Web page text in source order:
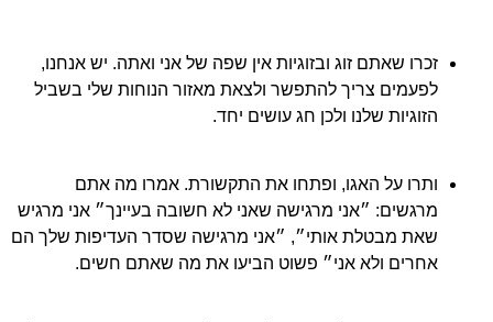
זכרו שאתם זוג ובזוגיות אין שפה של אני ואתה. יש אנחנו,
לפעמים צריך להתפשר ולצאת מאזור הנוחות שלי בשביל
הזוגיות שלנו ולכן חג עושים יחד.
ותרו על האגו, ופתחו את התקשורת. אמרו מה אתם
מרגשים: ״אני מרגישה שאני לא חשובה בעיינך״ אני מרגיש
שאת מבטלת אותי״, ״אני מרגישה שסדר העדיפות שלך הם
אחרים ולא אני״ פשוט הביעו את מה שאתם חשים.